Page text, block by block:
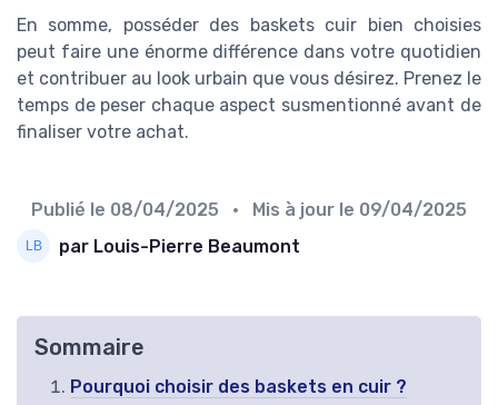
En somme, posséder des baskets cuir bien choisies
peut faire une énorme différence dans votre quotidien
et contribuer au look urbain que vous désirez. Prenez le
temps de peser chaque aspect susmentionné avant de
finaliser votre achat.
Publié le 08/04/2025 • Mis à jour le 09/04/2025
par Louis-Pierre Beaumont
Sommaire
Pourquoi choisir des baskets en cuir ?